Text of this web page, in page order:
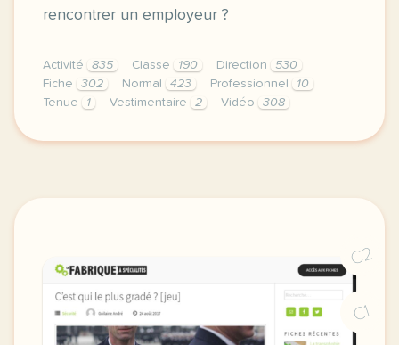
rencontrer un employeur ?
Activité 835 Classe 190 Direction
530
Fiche
302 Normal 423 Professionnel
10
Tenue
1 Vestimentaire 2 Vidéo 308
didomi host didomi components button cursor
C2
C1